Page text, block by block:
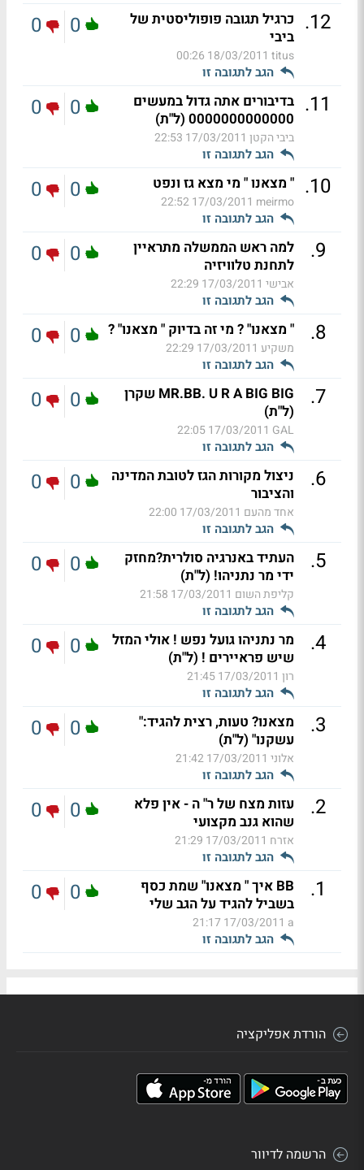
12
. כרגיל תגובה פופוליסטית של
ביבי
titus
18/03/2011 00:26
הגב לתגובה זו
0
0
11
. בדיבורים אתה גדול במעשים
0000000000000 (ל"ת)
ביבי הקטן 17/03/2011 22:53
הגב לתגובה זו
0
0
10
. " מצאנו " מי מצא גז ונפט
meirmo
17/03/2011 22:52
הגב לתגובה זו
0
0
9
.
למה ראש הממשלה מתראיין
לתחנת טלוויזיה
אבישי 17/03/2011 22:29
הגב לתגובה זו
0
0
8
. " מצאנו" ? מי זה בדיוק " מצאנו" ?
משקיע 17/03/2011 22:29
הגב לתגובה זו
0
0
7
.
MR.BB. U R A BIG BIG שקרן
(ל"ת)
GAL
17/03/2011 22:05
הגב לתגובה זו
0
0
6
.
ניצול מקורות הגז לטובת המדינה
והציבור
אחד מהעם 17/03/2011 22:00
הגב לתגובה זו
0
0
5
.
העתיד באנרגיה סולרית?מחזק
ידי מר נתניהו! (ל"ת)
קליפת השום 17/03/2011 21:58
הגב לתגובה זו
0
0
4
.
מר נתניהו גועל נפש ! אולי המזל
שיש פראיירים ! (ל"ת)
רון 17/03/2011 21:45
הגב לתגובה זו
0
0
3
.
מצאנו? טעות, רצית להגיד:"
עשקנו" (ל"ת)
אלוני 17/03/2011 21:42
הגב לתגובה זו
0
0
2
.
עזות מצח של ר" ה - אין פלא
שהוא גנב מקצועי
אזרח 17/03/2011 21:29
הגב לתגובה זו
0
0
1
.
BB איך " מצאנו" שמת כסף
בשביל להגיד על הגב שלי
a
17/03/2011 21:17
הגב לתגובה זו
0
0
הורדת אפליקציה
הרשמה לדיוור